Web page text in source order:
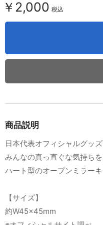
￥2,000 税込
商品説明
日本代表オフィシャルグッ
みんなの真っ直ぐな気持ち
ハート型のオープンミラー
【サイズ】
約W45×45mm